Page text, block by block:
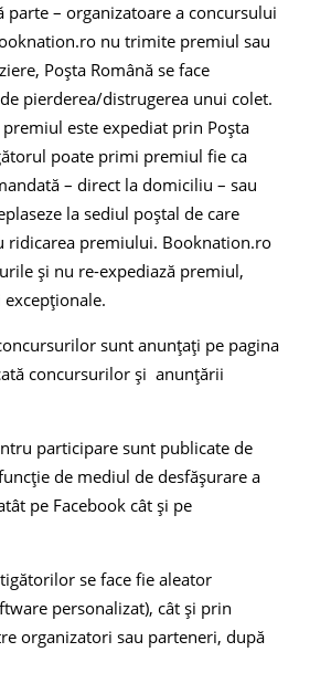
parte – organizatoare a concursului
nu trimite premiul sau
Poșta Română se face
pierderea/distrugerea unui colet.
este expediat prin Poșta
poate primi premiul fie ca
– direct la domiciliu – sau
la sediul poștal de care
ridicarea premiului. Booknation.ro
și nu re-expediază premiul,
sunt anunțați pe pagina
concursurilor și anunțării
participare sunt publicate de
de mediul de desfășurare a
pe Facebook cât și pe
se face fie aleator
personalizat), cât și prin
organizatori sau parteneri, după